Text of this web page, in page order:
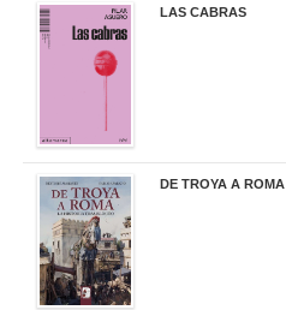
LAS CABRAS
DE TROYA A ROMA